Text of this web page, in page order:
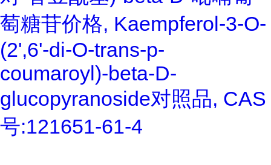
萄糖苷价格, Kaempferol-3-O-
(2',6'-di-O-trans-p-
coumaroyl)-beta-D-
glucopyranoside对照品, CAS
号:121651-61-4